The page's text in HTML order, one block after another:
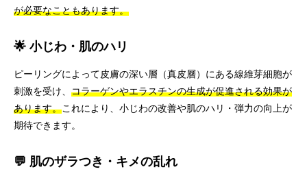
が必要なこともあります。
🌟 小じわ・肌のハリ
ピーリングによって皮膚の深い層（真皮層）にある線維芽細胞が
刺激を受け、 コラーゲンやエラスチンの生成が促進される効果が
あります。これにより、小じわの改善や肌のハリ・弾力の向上が
期待できます。
💬 肌のザラつき・キメの乱れ